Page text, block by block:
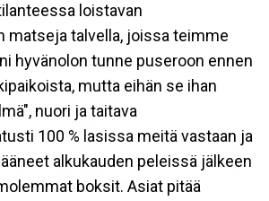
loistavan
matseja talvella, joissa teimme
hyvänolon tunne puseroon ennen
mutta eihän se ihan
nuori ja taitava
100 % lasissa meitä vastaan ja
alkukauden peleissä jälkeen
boksit. Asiat pitää